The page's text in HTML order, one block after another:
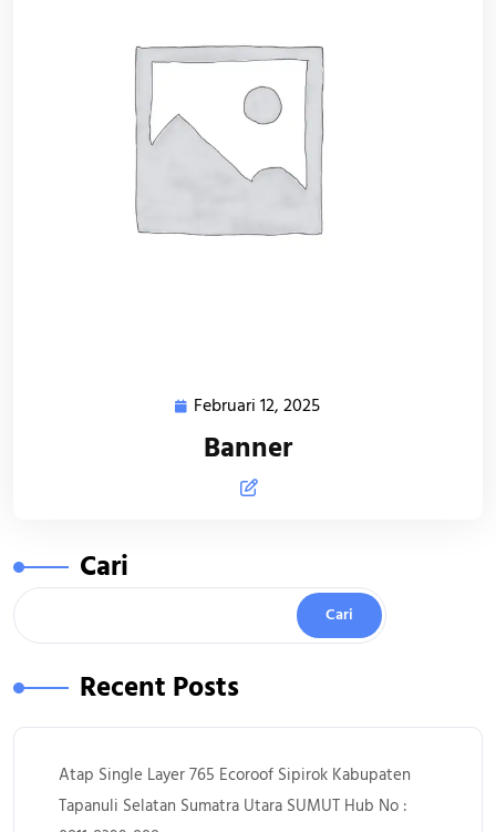
Februari 12, 2025
Banner
Cari
Cari
Recent Posts
Atap Single Layer 765 Ecoroof Sipirok Kabupaten
Tapanuli Selatan Sumatra Utara SUMUT Hub No :